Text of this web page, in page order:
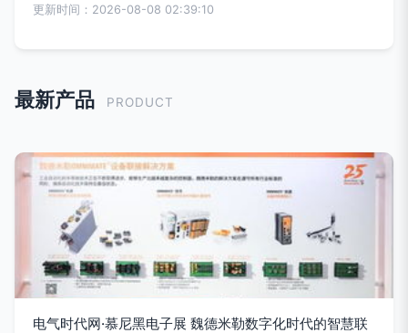
更新时间：2026-08-08 02:39:10
最新产品 PRODUCT
电气时代网·慕尼黑电子展 魏德米勒数字化时代的智慧联